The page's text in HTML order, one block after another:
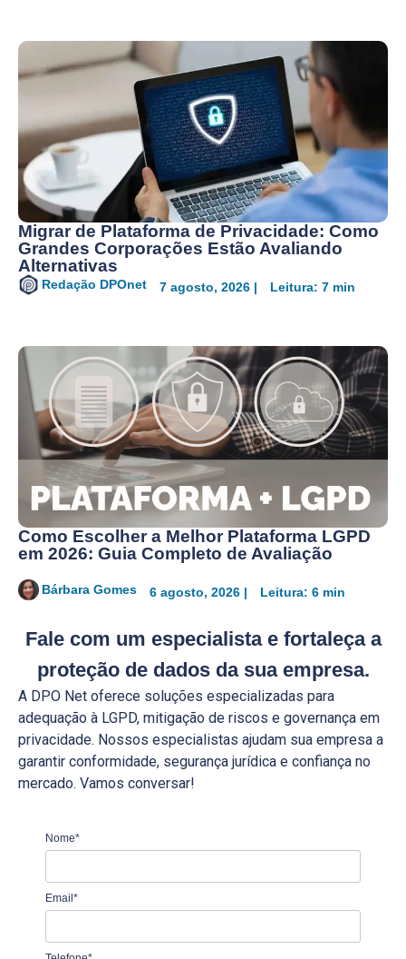
Migrar de Plataforma de Privacidade: Como
Grandes Corporações Estão Avaliando
Alternativas
Redação DPOnet 7 agosto, 2026 | Leitura: 7 min
Como Escolher a Melhor Plataforma LGPD
em 2026: Guia Completo de Avaliação
Bárbara Gomes 6 agosto, 2026 | Leitura: 6 min
Fale com um especialistae fortaleça a
proteção de dados da sua empresa.
A DPO Net oferece soluções especializadas para
adequação à LGPD, mitigação de riscos e governança em
privacidade. Nossos especialistas ajudam sua empresa a
garantir conformidade, segurança jurídica e confiança no
mercado. Vamos conversar!
Nome*
Email*